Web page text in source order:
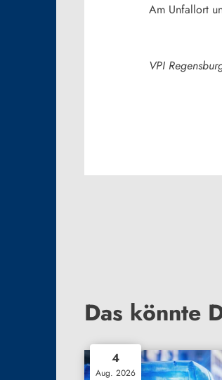
Am Unfallort
VPI
Das könnte
4
Aug. 2026